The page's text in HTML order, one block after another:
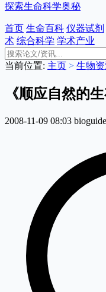
探索生命科学奥秘
首页 生命百科 仪器试剂
术 综合科学 学术产业
当前位置: 主页 > 生物
《顺应自然的
2008-11-09 08:03